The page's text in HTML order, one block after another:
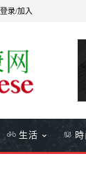
登录/加入
生活